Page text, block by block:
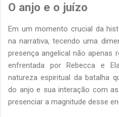
O anjo e o juízo
Em um momento crucial da
na narrativa, tecendo uma
presença angelical não apenas
enfrentada por Rebecca e
natureza espiritual da batalha
do anjo e sua interação com
presenciar a magnitude desse